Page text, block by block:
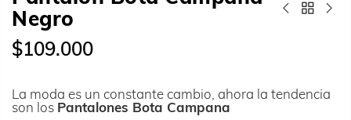
Negro
$109.000
La moda es un constante cambio, ahora la tendencia
son los Pantalones Bota Campana